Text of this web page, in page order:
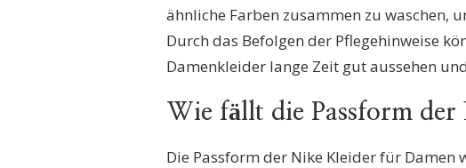
ähnliche Farben zusammen zu waschen,
Durch das Befolgen der Pflegehinweise
Damenkleider lange Zeit gut aussehen
Wie fällt die Passform
Die Passform der Nike Kleider für